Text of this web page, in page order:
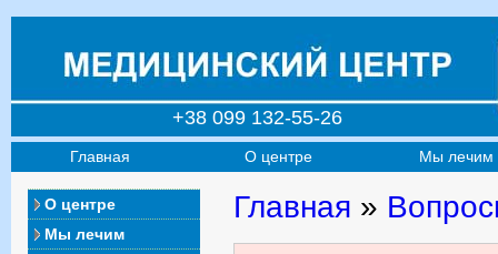
+38 099 132-55-26
Главная О центре Мы лечим
О центре
Мы лечим
Главная »